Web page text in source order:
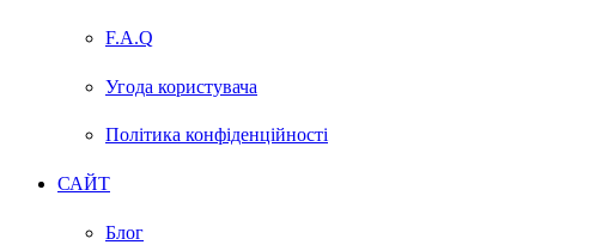
F.A.Q
Угода користувача
Політика конфіденційності
САЙТ
Блог